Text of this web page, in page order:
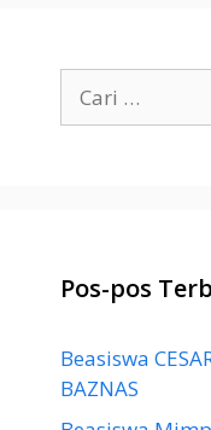
untuk:
Pos-pos
Beasiswa
BAZNAS